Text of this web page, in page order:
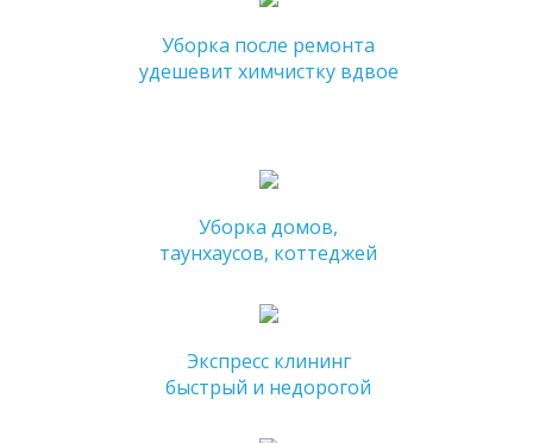
Уборка после ремонта
удешевит химчистку вдвое
Уборка домов,
таунхаусов, коттеджей
Экспресс клининг
быстрый и недорогой